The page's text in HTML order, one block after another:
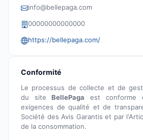
info@bellepaga.com
00000000000000
https://bellepaga.com/
Conformité
Le processus de collecte et de
du siteBellePaga est conforme
exigences de qualité et de
Société des Avis Garantis et par
de la consommation.